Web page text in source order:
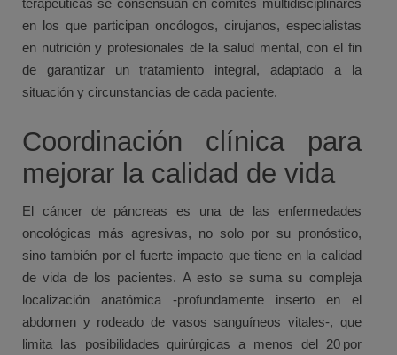
terapéuticas se consensuan en comités multidisciplinares
en los que participan oncólogos, cirujanos, especialistas
en nutrición y profesionales de la salud mental, con el fin
de garantizar un tratamiento integral, adaptado a la
situación y circunstancias de cada paciente.
Coordinación clínica para
mejorar la calidad de vida
El cáncer de páncreas es una de las enfermedades
oncológicas más agresivas, no solo por su pronóstico,
sino también por el fuerte impacto que tiene en la calidad
de vida de los pacientes. A esto se suma su compleja
localización anatómica -profundamente inserto en el
abdomen y rodeado de vasos sanguíneos vitales-, que
limita las posibilidades quirúrgicas a menos del 20 por